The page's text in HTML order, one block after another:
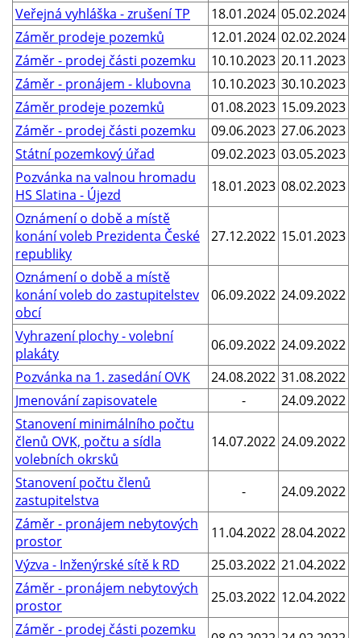
Veřejná vyhláška - zrušení TP
18.01.2024 05.02.2024
Záměr prodeje pozemků
12.01.2024 02.02.2024
Záměr - prodej části pozemku
10.10.2023 20.11.2023
Záměr - pronájem - klubovna
10.10.2023 30.10.2023
Záměr prodeje pozemků
01.08.2023 15.09.2023
Záměr - prodej části pozemku
09.06.2023 27.06.2023
Státní pozemkový úřad
09.02.2023 03.05.2023
Pozvánka na valnou hromadu
HS Slatina - Újezd
18.01.2023 08.02.2023
Oznámení o době a místě
konání voleb Prezidenta České
republiky
27.12.2022 15.01.2023
Oznámení o době a místě
konání voleb do zastupitelstev
obcí
06.09.2022 24.09.2022
Vyhrazení plochy - volební
plakáty
06.09.2022 24.09.2022
Pozvánka na 1. zasedání OVK
24.08.2022 31.08.2022
Jmenování zapisovatele
-
24.09.2022
Stanovení minimálního počtu
členů OVK, počtu a sídla
volebních okrsků
14.07.2022 24.09.2022
Stanovení počtu členů
zastupitelstva
-
24.09.2022
Záměr - pronájem nebytových
prostor
11.04.2022 28.04.2022
Výzva - Inženýrské sítě k RD
25.03.2022 21.04.2022
Záměr - pronájem nebytových
prostor
25.03.2022 12.04.2022
Záměr - prodej části pozemku